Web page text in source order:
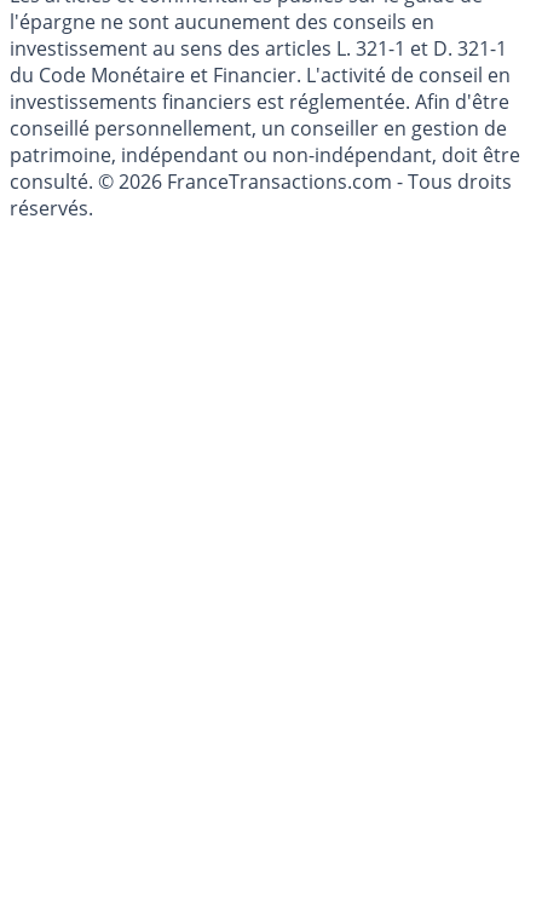
Les articles et commentaires publiés sur le guide de
l'épargne ne sont aucunement des conseils en
investissement au sens des articles L. 321-1 et D. 321-1
du Code Monétaire et Financier. L'activité de conseil en
investissements financiers est réglementée. Afin d'être
conseillé personnellement, un conseiller en gestion de
patrimoine, indépendant ou non-indépendant, doit être
consulté. © 2026 FranceTransactions.com - Tous droits